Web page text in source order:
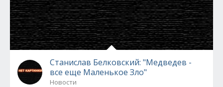
Станислав Белковский: "Медведев -
все еще Маленькое Зло"
Новости